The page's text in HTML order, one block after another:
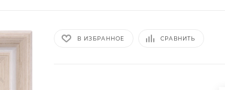
В ИЗБРАННОЕ СРАВНИТЬ